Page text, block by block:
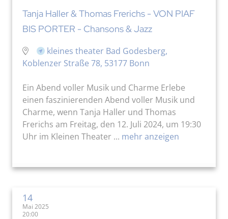
Tanja Haller & Thomas Frerichs - VON PIAF
BIS PORTER - Chansons & Jazz
kleines theater Bad Godesberg,
Koblenzer Straße 78, 53177 Bonn
Ein Abend voller Musik und Charme Erlebe
einen faszinierenden Abend voller Musik und
Charme, wenn Tanja Haller und Thomas
Frerichs am Freitag, den 12. Juli 2024, um 19:30
Uhr im Kleinen Theater ... mehr anzeigen
14
Mai 2025
20:00